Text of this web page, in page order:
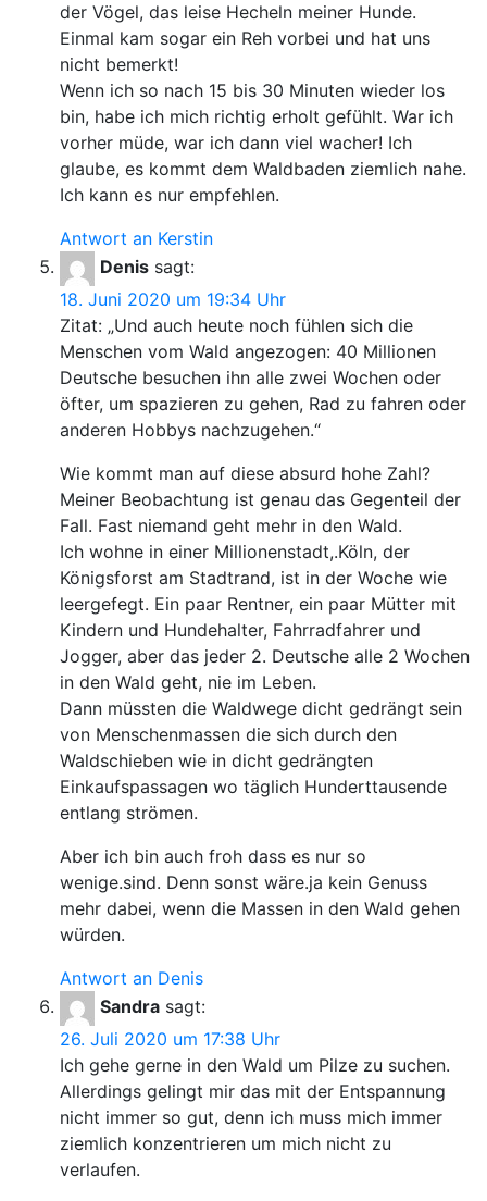
der Vögel, das leise Hecheln meiner Hunde.
Einmal kam sogar ein Reh vorbei und hat uns
nicht bemerkt!
Wenn ich so nach 15 bis 30 Minuten wieder los
bin, habe ich mich richtig erholt gefühlt. War ich
vorher müde, war ich dann viel wacher! Ich
glaube, es kommt dem Waldbaden ziemlich nahe.
Ich kann es nur empfehlen.
Antwort an Kerstin
Denis sagt:
18. Juni 2020 um 19:34 Uhr
Zitat: „Und auch heute noch fühlen sich die
Menschen vom Wald angezogen: 40 Millionen
Deutsche besuchen ihn alle zwei Wochen oder
öfter, um spazieren zu gehen, Rad zu fahren oder
anderen Hobbys nachzugehen.“
Wie kommt man auf diese absurd hohe Zahl?
Meiner Beobachtung ist genau das Gegenteil der
Fall. Fast niemand geht mehr in den Wald.
Ich wohne in einer Millionenstadt,.Köln, der
Königsforst am Stadtrand, ist in der Woche wie
leergefegt. Ein paar Rentner, ein paar Mütter mit
Kindern und Hundehalter, Fahrradfahrer und
Jogger, aber das jeder 2. Deutsche alle 2 Wochen
in den Wald geht, nie im Leben.
Dann müssten die Waldwege dicht gedrängt sein
von Menschenmassen die sich durch den
Waldschieben wie in dicht gedrängten
Einkaufspassagen wo täglich Hunderttausende
entlang strömen.
Aber ich bin auch froh dass es nur so
wenige.sind. Denn sonst wäre.ja kein Genuss
mehr dabei, wenn die Massen in den Wald gehen
würden.
Antwort an Denis
Sandra sagt:
26. Juli 2020 um 17:38 Uhr
Ich gehe gerne in den Wald um Pilze zu suchen.
Allerdings gelingt mir das mit der Entspannung
nicht immer so gut, denn ich muss mich immer
ziemlich konzentrieren um mich nicht zu
verlaufen.